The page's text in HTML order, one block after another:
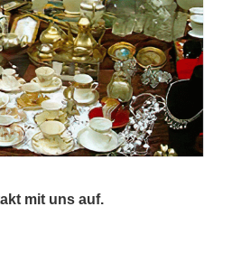
mit uns auf.